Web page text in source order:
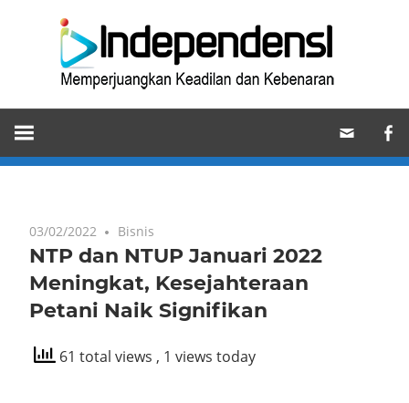
Memperjuangkan
Keadilan
dan
03/02/2022 Bisnis
NTP dan NTUP Januari 2022
Meningkat, Kesejahteraan
Petani Naik Signifikan
61 total views , 1 views today